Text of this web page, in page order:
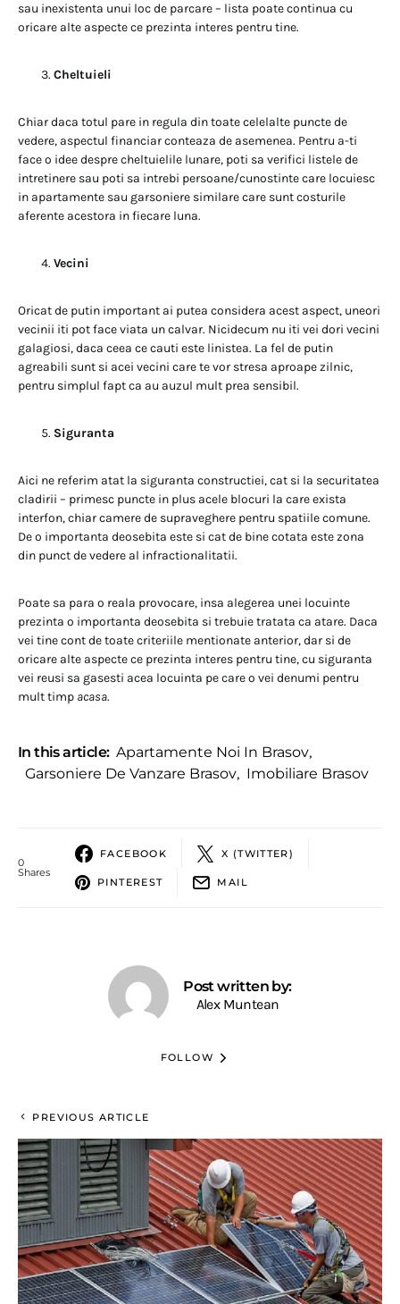
sau inexistenta unui loc de parcare – lista poate continua cu
oricare alte aspecte ce prezinta interes pentru tine.
Cheltuieli
Chiar daca totul pare in regula din toate celelalte puncte de
vedere, aspectul financiar conteaza de asemenea. Pentru a-ti
face o idee despre cheltuielile lunare, poti sa verifici listele de
intretinere sau poti sa intrebi persoane/cunostinte care locuiesc
in apartamente sau garsoniere similare care sunt costurile
aferente acestora in fiecare luna.
Vecini
Oricat de putin important ai putea considera acest aspect, uneori
vecinii iti pot face viata un calvar. Nicidecum nu iti vei dori vecini
galagiosi, daca ceea ce cauti este linistea. La fel de putin
agreabili sunt si acei vecini care te vor stresa aproape zilnic,
pentru simplul fapt ca au auzul mult prea sensibil.
Siguranta
Aici ne referim atat la siguranta constructiei, cat si la securitatea
cladirii – primesc puncte in plus acele blocuri la care exista
interfon, chiar camere de supraveghere pentru spatiile comune.
De o importanta deosebita este si cat de bine cotata este zona
din punct de vedere al infractionalitatii.
Poate sa para o reala provocare, insa alegerea unei locuinte
prezinta o importanta deosebita si trebuie tratata ca atare. Daca
vei tine cont de toate criteriile mentionate anterior, dar si de
oricare alte aspecte ce prezinta interes pentru tine, cu siguranta
vei reusi sa gasesti acea locuinta pe care o vei denumi pentru
mult timp acasa.
In this article: Apartamente Noi In Brasov,
Garsoniere De Vanzare Brasov, Imobiliare Brasov
0
Shares
FACEBOOK X (TWITTER)
PINTEREST MAIL
Post written by:
Alex Muntean
FOLLOW
PREVIOUS ARTICLE